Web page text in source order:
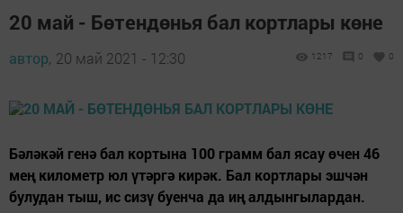
20 май - Бөтендөнья бал кортлары көне
автор, 20 май 2021 - 12:30 1217 0 0
Бәләкәй генә бал кортына 100 грамм бал ясау өчен 46
мең километр юл үтәргә кирәк. Бал кортлары эшчән
булудан тыш, ис сизү буенча да иң алдынгылардан.